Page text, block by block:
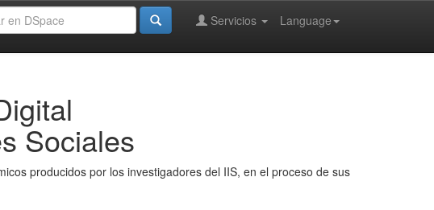
Language
Servicios
Sociales
producidos por los investigadores del IIS, en el proceso de sus